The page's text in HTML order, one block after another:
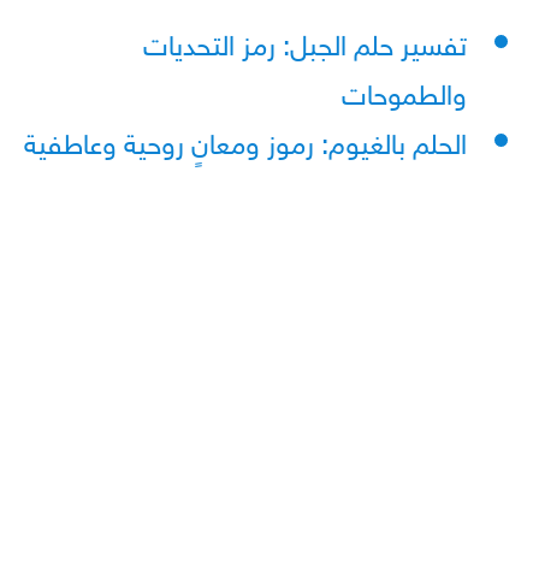
تفسير حلم الجبل: رمز التحديات
والطموحات
الحلم بالغيوم: رموز ومعانٍ روحية وعاطفية